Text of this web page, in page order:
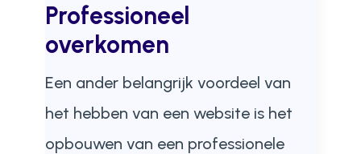
Professioneel
overkomen
Een ander belangrijk voordeel van
het hebben van een website is het
opbouwen van een professionele